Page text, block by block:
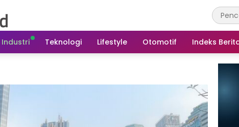
Industri Teknologi Lifestyle Otomotif Indeks